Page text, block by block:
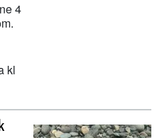
4
kl
det er i elvene våre